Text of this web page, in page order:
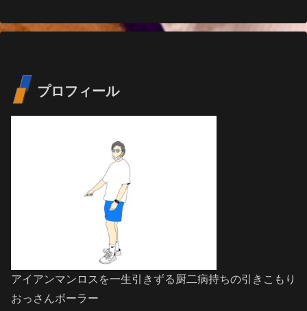
プロフィール
アイアンマンロスを一生引きずる厨二病持ちの引きこもり
おっさんボーラー